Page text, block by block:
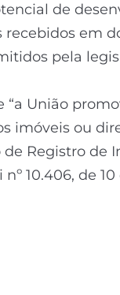
de
em
pela
“a União
imóveis ou
Registro de
10.406, de